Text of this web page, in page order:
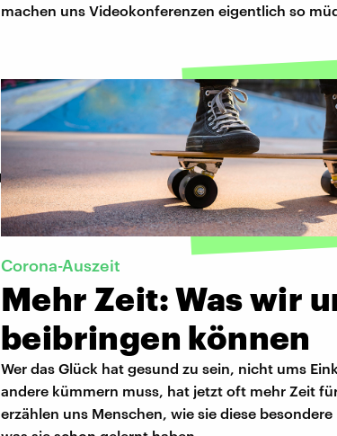
machen uns Videokonferenzen eigentlich so
Corona-Auszeit
Mehr Zeit: Was wir
beibringen können
Wer das Glück hat gesund zu sein, nicht ums
andere kümmern muss, hat jetzt oft mehr Zeit
erzählen uns Menschen, wie sie diese